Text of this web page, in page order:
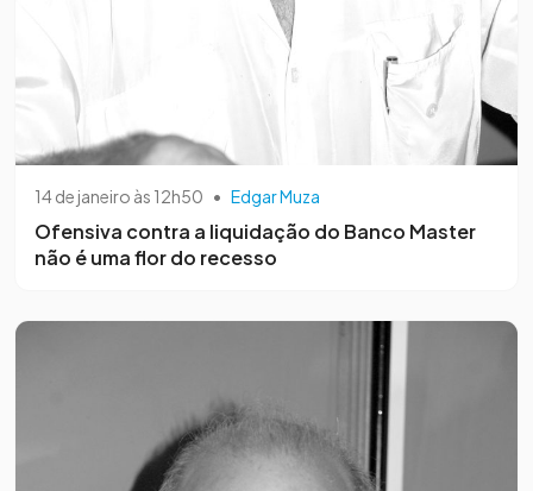
14 de janeiro às 12h50 • Edgar Muza
Ofensiva contra a liquidação do Banco Master
não é uma flor do recesso